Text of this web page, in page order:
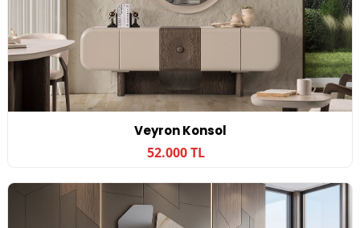
Veyron Konsol
52.000 TL